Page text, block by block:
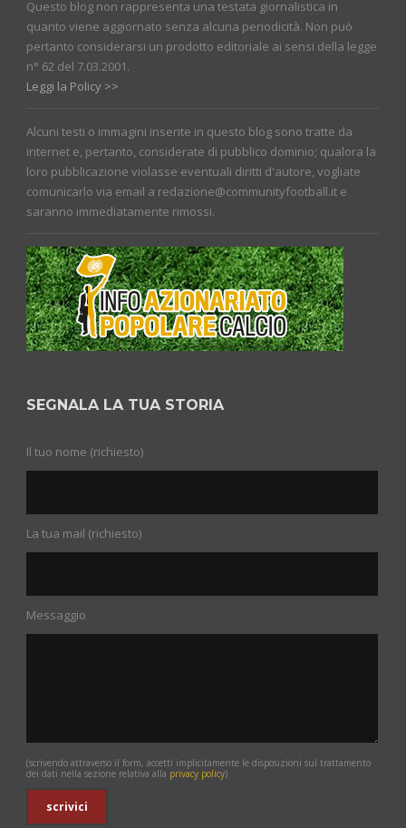
Questo blog non rappresenta una testata giornalistica in
quanto viene aggiornato senza alcuna periodicità. Non può
pertanto considerarsi un prodotto editoriale ai sensi della legge
n° 62 del 7.03.2001.
Leggi la Policy >>
Alcuni testi o immagini inserite in questo blog sono tratte da
internet e, pertanto, considerate di pubblico dominio; qualora la
loro pubblicazione violasse eventuali diritti d'autore, vogliate
comunicarlo via email a redazione@communityfootball.it e
saranno immediatamente rimossi.
SEGNALA LA TUA STORIA
Il tuo nome (richiesto)
La tua mail (richiesto)
Messaggio
(scrivendo attraverso il form, accetti implicitamente le disposizioni sul trattamento
dei dati nella sezione relativa alla privacy policy)